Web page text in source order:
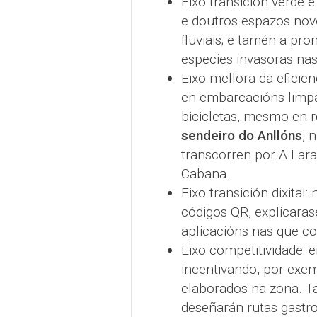
e doutros espazos
fluviais; e tamén a
especies invasoras
Eixo mellora da
en embarcacións
bicicletas, mesmo en
sendeiro do Anllóns,
transcorren por A
Cabana.
Eixo transición dixital:
códigos QR,
aplicacións nas que
Eixo competitividade:
incentivando, por
elaborados na zona.
deseñarán rutas